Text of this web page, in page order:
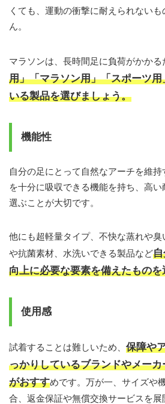
くても、運動の衝撃に耐えられない
ん。
マラソンは、長時間足に負荷がかかる
用」「マラソン用」「スポーツ
いる製品を選びましょう。
機能性
自分の足にとって自然なアーチを維
を十分に吸収できる機能を持ち、高
選ぶことが大切です。
他にも超軽量タイプ、不快な蒸れや
や抗菌素材、水洗いできる製品など
向上に必要な要素を備えたもの
使用感
試着することは難しいため、 保障や
っかりしているブランドやメー
がおすすめです。万が一、サイズや
合、返金保証や無償交換サービスを展